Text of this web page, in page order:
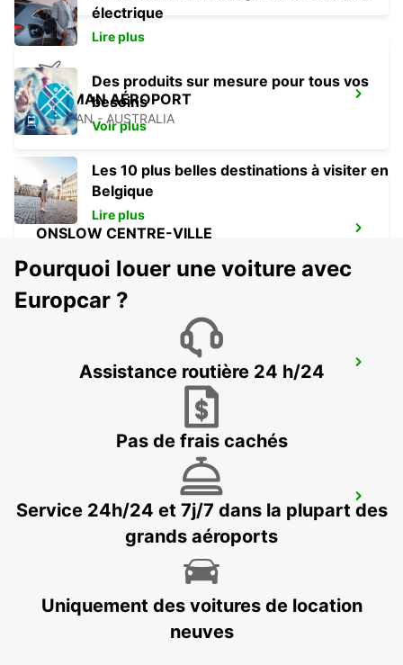
NEWMAN AÉROPORT
NEWMAN - AUSTRALIA
ONSLOW CENTRE-VILLE
BROOME AÉROPORT
EXMOUTH CENTRE-VILLE
EXMOUTH - AUSTRALIA
électrique
Lire plus
Des produits sur mesure pour tous vos
besoins
Voir plus
Les 10 plus belles destinations à visiter en
Belgique
Lire plus
Pourquoi louer une voiture avec
Europcar ?
Assistance routière 24 h/24
Pas de frais cachés
Service 24h/24 et 7j/7 dans la plupart des
grands aéroports
Uniquement des voitures de location
neuves